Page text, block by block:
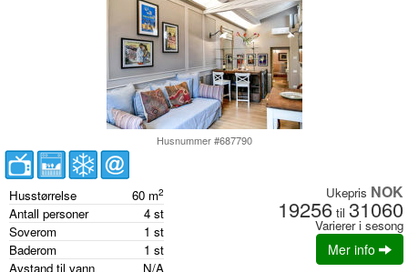
Husnummer #687790
Husstørrelse 60 m2
Antall personer 4 st
Soverom
1 st
Baderom
1 st
Avstand til vann
N/A
Ukepris NOK
19256 til 31060
Varierer i sesong
Mer info